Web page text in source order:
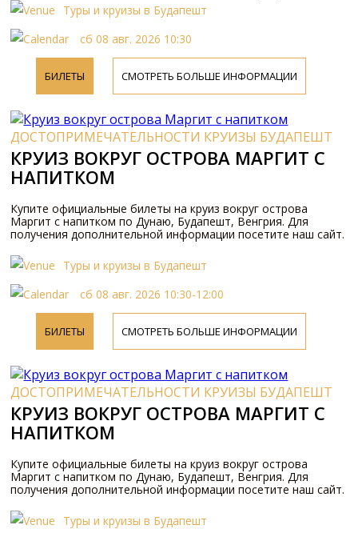
Туры и круизы в Будапешт
сб 08 авг. 2026 10:30
БИЛЕТЫ СМОТРЕТЬ БОЛЬШЕ ИНФОРМАЦИИ
ДОСТОПРИМЕЧАТЕЛЬНОСТИ КРУИЗЫ БУДАПЕШТ
КРУИЗ ВОКРУГ ОСТРОВА МАРГИТ С
НАПИТКОМ
Купите официальные билеты на круиз вокруг острова
Маргит с напитком по Дунаю, Будапешт, Венгрия. Для
получения дополнительной информации посетите наш сайт.
Туры и круизы в Будапешт
сб 08 авг. 2026 10:30-12:00
БИЛЕТЫ СМОТРЕТЬ БОЛЬШЕ ИНФОРМАЦИИ
ДОСТОПРИМЕЧАТЕЛЬНОСТИ КРУИЗЫ БУДАПЕШТ
КРУИЗ ВОКРУГ ОСТРОВА МАРГИТ С
НАПИТКОМ
Купите официальные билеты на круиз вокруг острова
Маргит с напитком по Дунаю, Будапешт, Венгрия. Для
получения дополнительной информации посетите наш сайт.
Туры и круизы в Будапешт